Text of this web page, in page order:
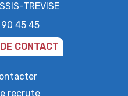
TREVISE
90 45 45
CONTACT
recrute